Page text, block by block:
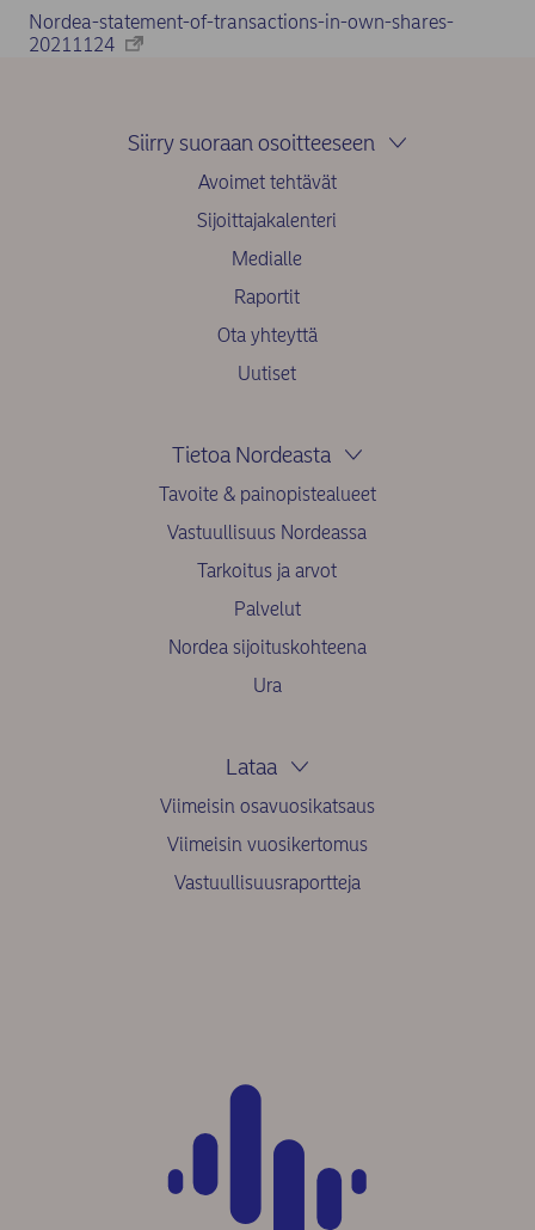
Nordea-statement-of-transactions-in-own-shares-
20211124
Siirry suoraan osoitteeseen
Avoimet tehtävät
Sijoittajakalenteri
Medialle
Raportit
Ota yhteyttä
Uutiset
Tietoa Nordeasta
Tavoite & painopistealueet
Vastuullisuus Nordeassa
Tarkoitus ja arvot
Palvelut
Nordea sijoituskohteena
Ura
Lataa
Viimeisin osavuosikatsaus
Viimeisin vuosikertomus
Vastuullisuusraportteja